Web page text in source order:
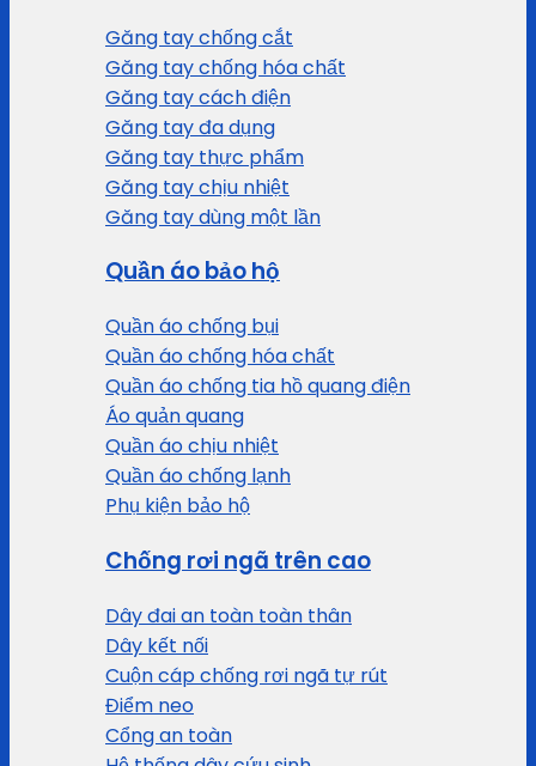
Găng tay chống cắt
Găng tay chống hóa chất
Găng tay cách điện
Găng tay đa dụng
Găng tay thực phẩm
Găng tay chịu nhiệt
Găng tay dùng một lần
Quần áo bảo hộ
Quần áo chống bụi
Quần áo chống hóa chất
Quần áo chống tia hồ quang điện
Áo quản quang
Quần áo chịu nhiệt
Quần áo chống lạnh
Phụ kiện bảo hộ
Chống rơi ngã trên cao
Dây đai an toàn toàn thân
Dây kết nối
Cuộn cáp chống rơi ngã tự rút
Điểm neo
Cổng an toàn